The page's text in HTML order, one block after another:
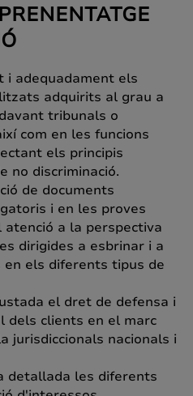
i adequadament els
adquirits al grau a
tribunals o
com en les funcions
els principis
no discriminació.
de documents
i en les proves
atenció a la perspectiva
dirigides a esbrinar i a
els diferents tipus de
el dret de defensa i
dels clients en el marc
jurisdiccionals nacionals i
detallada les diferents